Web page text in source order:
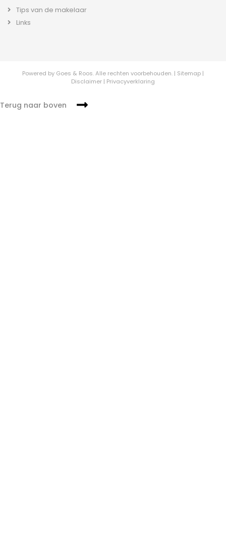
Tips van de makelaar
Links
Powered by Goes & Roos.Alle rechten voorbehouden. | Sitemap |
Disclaimer | Privacyverklaring